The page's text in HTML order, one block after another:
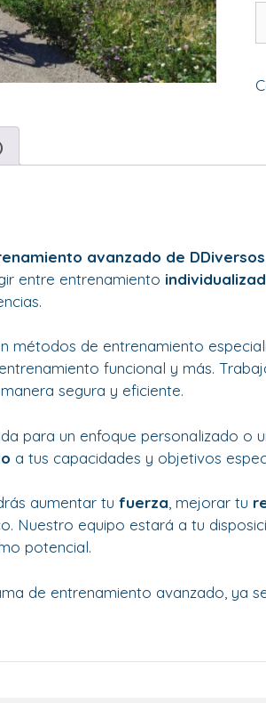
avanzado de DDiversos
entre entrenamiento
métodos de entrenamiento
funcional y más.
segura y eficiente.
para un enfoque personalizado o
a tus capacidades y objetivos
aumentar tu fuerza , mejorar tu
Nuestro equipo estará a tu
potencial.
de entrenamiento avanzado, ya